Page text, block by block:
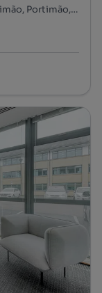
Avenida das Comunidades Lusíadas, Portimão, Portimão, Faro